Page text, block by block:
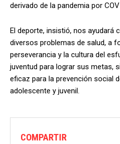
derivado de la pandemia por
El deporte, insistió, nos ayudará
diversos problemas de salud, a
perseverancia y la cultura del
juventud para lograr sus metas,
eficaz para la prevención social
adolescente y juvenil.
COMPARTIR